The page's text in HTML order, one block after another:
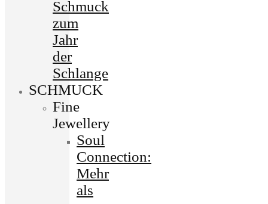
Schmuck
zum
Jahr
der
Schlange
SCHMUCK
Fine
Jewellery
Soul
Connection:
Mehr
als